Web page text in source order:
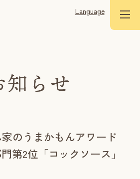
Language
家のうまかもんアワード
第2位「コックソース」